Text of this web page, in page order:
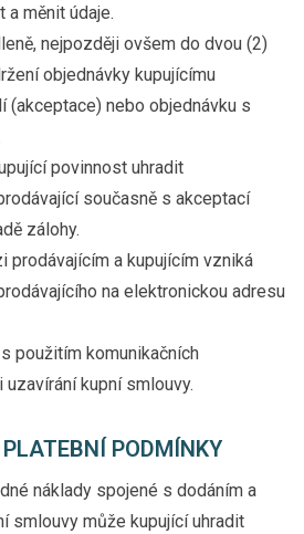
a měnit údaje.
nejpozději ovšem do dvou (2)
objednávky kupujícímu
(akceptace) nebo objednávku s
povinnost uhradit
současně s akceptací
zálohy.
prodávajícím a kupujícím vzniká
na elektronickou adresu
použitím komunikačních
kupní smlouvy.
PODMÍNKY
náklady spojené s dodáním a
smlouvy může kupující uhradit